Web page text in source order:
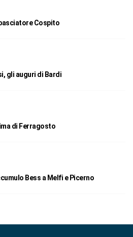
Cospito
gli auguri di Bardi
di Ferragosto
Bess a Melfi e Picerno